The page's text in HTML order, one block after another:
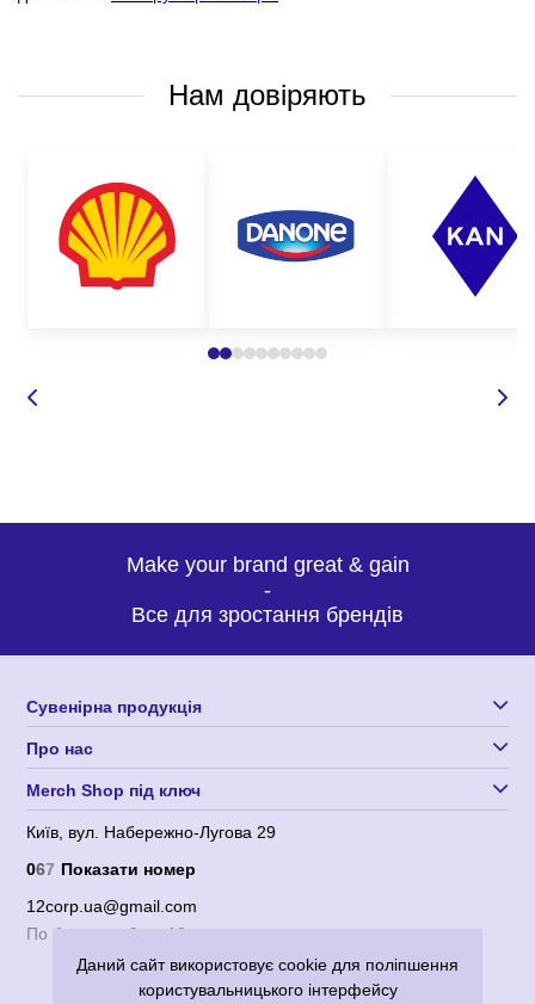
Нам довіряють
Make your brand great & gain
-
Все для зростання брендів
Сувенірна продукція
Про нас
Merch Shop під ключ
Київ, вул. Набережно-Лугова 29
067 Показати номер
12corp.ua@gmail.com
По будням с 9 до 18
Даний сайт використовує cookie для поліпшення
користувальницького інтерфейсу